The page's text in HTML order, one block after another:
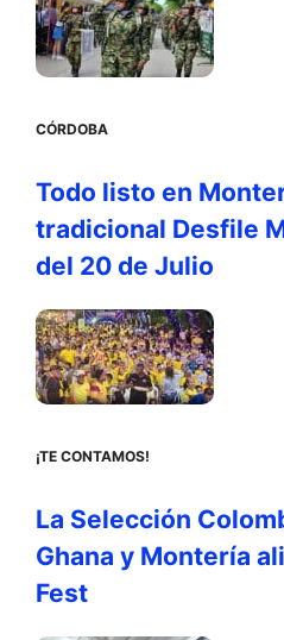
CÓRDOBA
Todo listo en
tradicional Desfile
del 20 de Julio
¡TE CONTAMOS!
La Selección
Ghana y Montería
Fest